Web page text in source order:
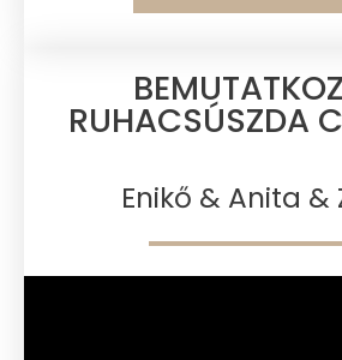
RUHACSÚSZDA
Enikő & Anita &